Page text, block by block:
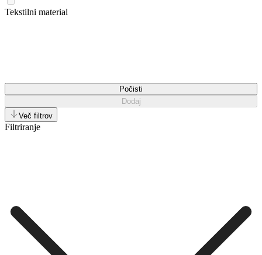
Tekstilni material
Počisti
Dodaj
Več filtrov
Filtriranje